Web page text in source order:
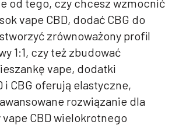
od tego, czy chcesz wzmocnić
vape CBD, dodać CBG do
zrównoważony profil
1:1, czy też zbudować
vape, dodatki
i CBG oferują elastyczne,
rozwiązanie dla
CBD wielokrotnego